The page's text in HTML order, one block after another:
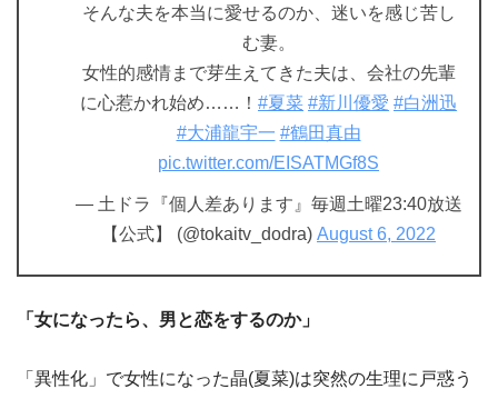
そんな夫を本当に愛せるのか、迷いを感じ苦し
む妻。
女性的感情まで芽生えてきた夫は、会社の先輩
に心惹かれ始め……！ #夏菜 #新川優愛 #白洲迅
#大浦龍宇一 #鶴田真由
pic.twitter.com/EISATMGf8S
— 土ドラ『個人差あります』毎週土曜23:40放送
【公式】 (@tokaitv_dodra) August 6, 2022
「女になったら、男と恋をするのか」
「異性化」で女性になった晶(夏菜)は突然の生理に戸惑う